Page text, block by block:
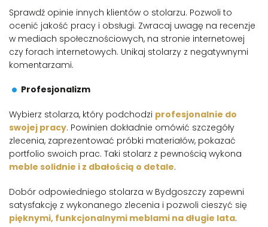
Sprawdź opinie innych klientów o stolarzu. Pozwoli to
ocenić jakość pracy i obsługi. Zwracaj uwagę na recenzje
w mediach społecznościowych, na stronie internetowej
czy forach internetowych. Unikaj stolarzy z negatywnymi
komentarzami.
Profesjonalizm
Wybierz stolarza, który podchodzi profesjonalnie do
swojej pracy. Powinien dokładnie omówić szczegóły
zlecenia, zaprezentować próbki materiałów, pokazać
portfolio swoich prac. Taki stolarz z pewnością wykona
meble solidnie i z dbałością o detale.
Dobór odpowiedniego stolarza w Bydgoszczy zapewni
satysfakcję z wykonanego zlecenia i pozwoli cieszyć się
pięknymi, funkcjonalnymi meblami na długie lata.